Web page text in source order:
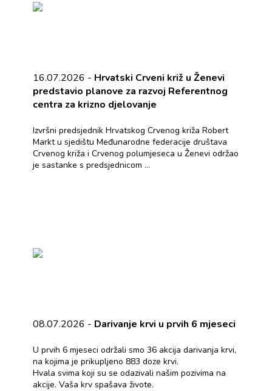
16.07.2026 - Hrvatski Crveni križ u Ženevi
predstavio planove za razvoj Referentnog
centra za krizno djelovanje
Izvršni predsjednik Hrvatskog Crvenog križa Robert
Markt u sjedištu Međunarodne federacije društava
Crvenog križa i Crvenog polumjeseca u Ženevi održao
je sastanke s predsjednicom ...
08.07.2026 - Darivanje krvi u prvih 6 mjeseci
U prvih 6 mjeseci održali smo 36 akcija darivanja krvi,
na kojima je prikupljeno 883 doze krvi.
Hvala svima koji su se odazivali našim pozivima na
akcije. Vaša krv spašava živote.